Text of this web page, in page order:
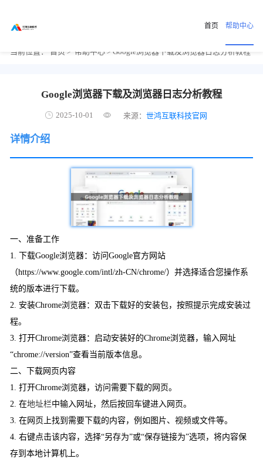
首页 帮助中心
当前位置： 首页 > 帮助中心 > Google浏览器下载及浏览器日志分析教程
Google浏览器下载及浏览器日志分析教程
2025-10-01 来源：世鸿互联科技官网
详情介绍
一、准备工作
1. 下载Google浏览器：访问Google官方网站
（https://www.google.com/intl/zh-CN/chrome/）并选择适合您操作系
统的版本进行下载。
2. 安装Chrome浏览器：双击下载好的安装包，按照提示完成安装过
程。
3. 打开Chrome浏览器：启动安装好的Chrome浏览器，输入网址
“chrome://version”查看当前版本信息。
二、下载网页内容
1. 打开Chrome浏览器，访问需要下载的网页。
2. 在地址栏中输入网址，然后按回车键进入网页。
3. 在网页上找到需要下载的内容，例如图片、视频或文件等。
4. 右键点击该内容，选择“另存为”或“保存链接为”选项，将内容保
存到本地计算机上。